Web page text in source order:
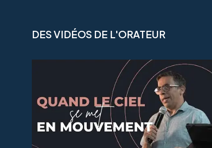
DES VIDÉOS DE L'ORATEUR